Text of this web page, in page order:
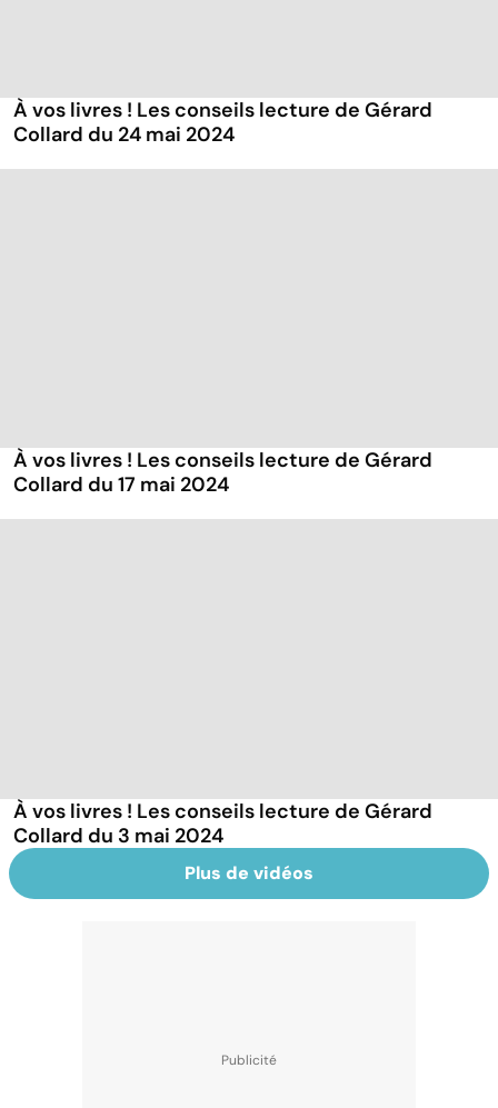
À vos livres ! Les conseils lecture de Gérard
Collard du 24 mai 2024
À vos livres ! Les conseils lecture de Gérard
Collard du 17 mai 2024
À vos livres ! Les conseils lecture de Gérard
Collard du 3 mai 2024
Plus de vidéos